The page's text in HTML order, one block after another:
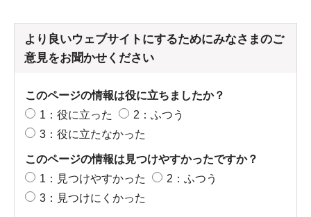
より良いウェブサイトにするためにみなさまのご
意見をお聞かせください
このページの情報は役に立ちましたか？
1：役に立った
2：ふつう
3：役に立たなかった
このページの情報は見つけやすかったですか？
1：見つけやすかった
2：ふつう
3：見つけにくかった